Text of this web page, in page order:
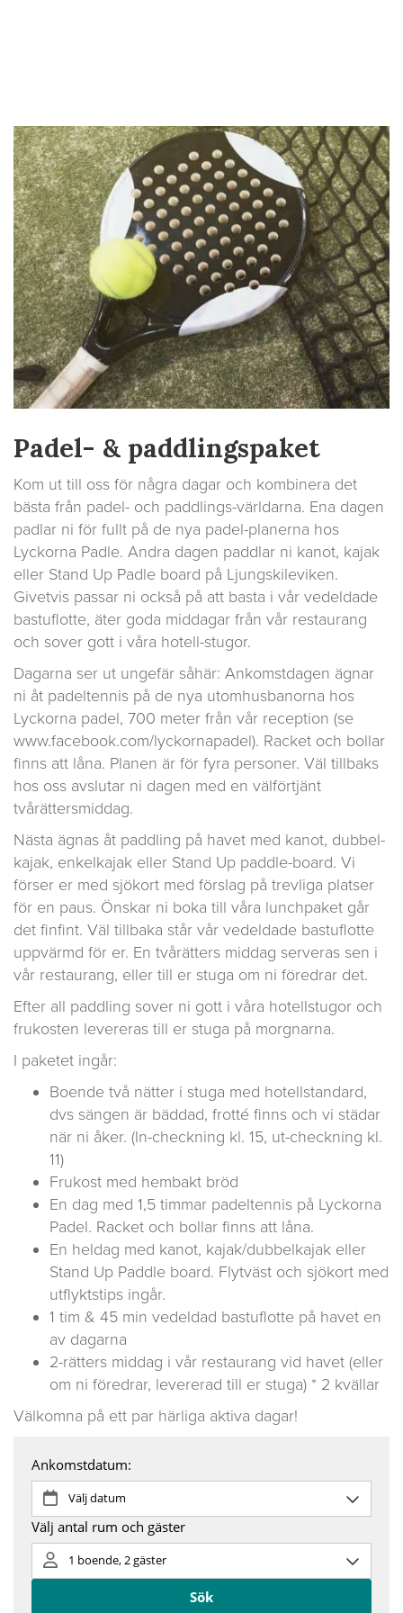
Padel- & paddlingspaket
Kom ut till oss för några dagar och kombinera det
bästa från padel- och paddlings-världarna. Ena dagen
padlar ni för fullt på de nya padel-planerna hos
Lyckorna Padle. Andra dagen paddlar ni kanot, kajak
eller Stand Up Padle board på Ljungskileviken.
Givetvis passar ni också på att basta i vår vedeldade
bastuflotte, äter goda middagar från vår restaurang
och sover gott i våra hotell-stugor.
Dagarna ser ut ungefär såhär: Ankomstdagen ägnar
ni åt padeltennis på de nya utomhusbanorna hos
Lyckorna padel, 700 meter från vår reception (se
www.facebook.com/lyckornapadel). Racket och bollar
finns att låna. Planen är för fyra personer. Väl tillbaks
hos oss avslutar ni dagen med en välförtjänt
tvårättersmiddag.
Nästa ägnas åt paddling på havet med kanot, dubbel-
kajak, enkelkajak eller Stand Up paddle-board. Vi
förser er med sjökort med förslag på trevliga platser
för en paus. Önskar ni boka till våra lunchpaket går
det finfint. Väl tillbaka står vår vedeldade bastuflotte
uppvärmd för er. En tvårätters middag serveras sen i
vår restaurang, eller till er stuga om ni föredrar det.
Efter all paddling sover ni gott i våra hotellstugor och
frukosten levereras till er stuga på morgnarna.
I paketet ingår:
Boende två nätter i stuga med hotellstandard,
dvs sängen är bäddad, frotté finns och vi städar
när ni åker. (In-checkning kl. 15, ut-checkning kl.
11)
Frukost med hembakt bröd
En dag med 1,5 timmar padeltennis på Lyckorna
Padel. Racket och bollar finns att låna.
En heldag med kanot, kajak/dubbelkajak eller
Stand Up Paddle board. Flytväst och sjökort med
utflyktstips ingår.
1 tim & 45 min vedeldad bastuflotte på havet en
av dagarna
2-rätters middag i vår restaurang vid havet (eller
om ni föredrar, levererad till er stuga) * 2 kvällar
Välkomna på ett par härliga aktiva dagar!